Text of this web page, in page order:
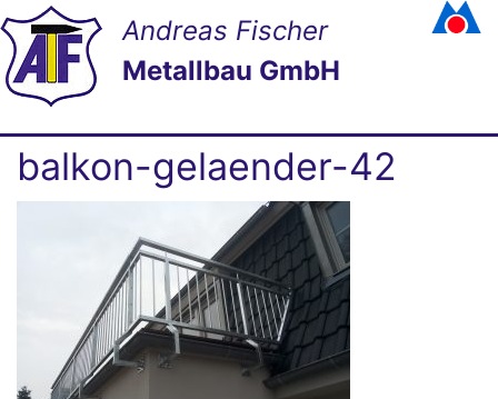
Andreas Fischer
Metallbau GmbH
balkon-gelaender-42